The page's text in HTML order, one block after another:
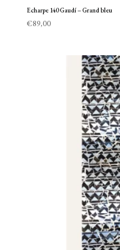
Echarpe 140 Gaudí – Grand bleu
€89,00